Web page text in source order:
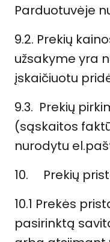
Parduotuvėje
9.2. Prekių
užsakyme yra
įskaičiuotu
9.3. Prekių
(sąskaitos
nurodytu
10.
Prekių
10.1 Prekės
pasirinktą